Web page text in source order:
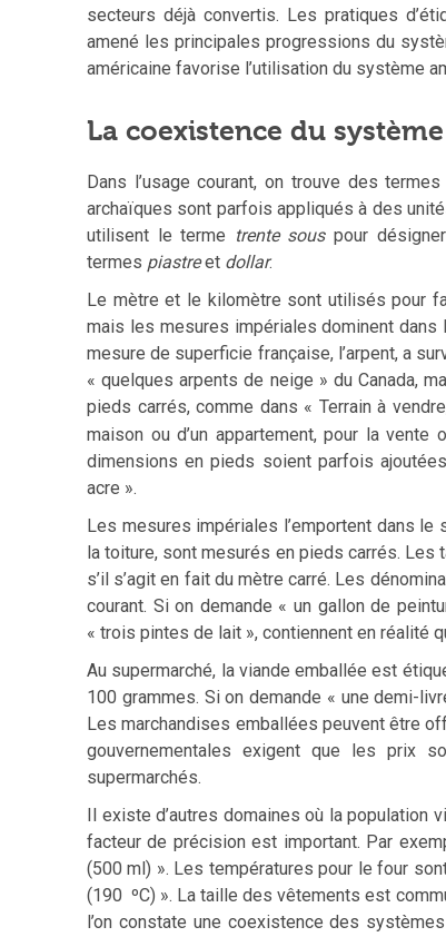
secteurs déjà convertis. Les pratiques
amené les principales progressions du
américaine favorise l’utilisation du système
La coexistence du
Dans l’usage courant, on trouve des
archaïques sont parfois appliqués à des
utilisent le terme trente souspour
termes piastreet dollar.
Le mètre et le kilomètre sont utilisés pour
mais les mesures impériales dominent
mesure de superficie française, l’arpent, a
« quelques arpents de neige » du Canada,
pieds carrés, comme dans « Terrain à
maison ou d’un appartement, pour la
dimensions en pieds soient parfois
acre ».
Les mesures impériales l’emportent dans le
la toiture, sont mesurés en pieds carrés.
s’il s’agit en fait du mètre carré. Les
courant. Si on demande « un gallon de
« trois pintes de lait », contiennent en réalité
Au supermarché, la viande emballée est
100 grammes. Si on demande « une demi-
Les marchandises emballées peuvent être
gouvernementales exigent que les prix
supermarchés.
Il existe d’autres domaines où la
facteur de précision est important. Par
(500 ml) ». Les températures pour le four
(190 ºC) ». La taille des vêtements est
l’on constate une coexistence des